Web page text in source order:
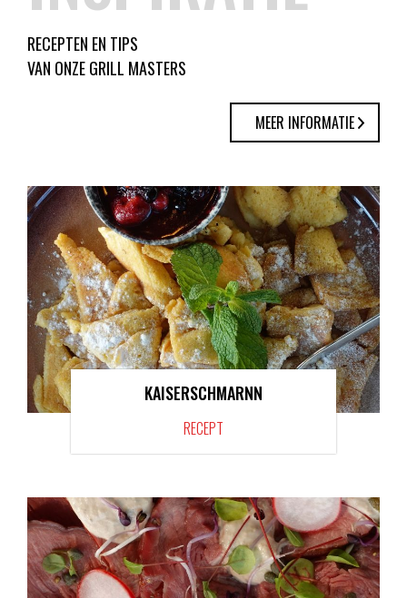
RECEPTEN EN TIPS
VAN ONZE GRILL MASTERS
MEER INFORMATIE
KAISERSCHMARNN
RECEPT